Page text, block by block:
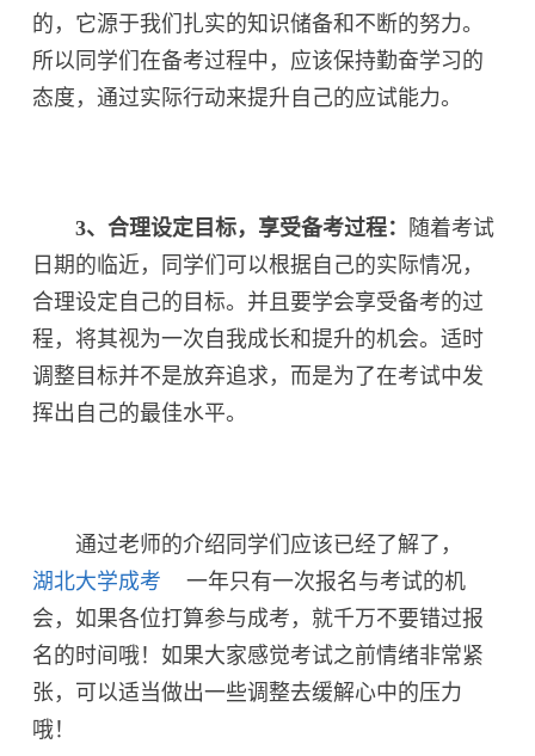
的，它源于我们扎实的知识储备和不断的努力。
所以同学们在备考过程中，应该保持勤奋学习的
态度，通过实际行动来提升自己的应试能力。
3、合理设定目标，享受备考过程：
随着考试
日期的临近，同学们可以根据自己的实际情况，
合理设定自己的目标。并且要学会享受备考的过
程，将其视为一次自我成长和提升的机会。适时
调整目标并不是放弃追求，而是为了在考试中发
挥出自己的最佳水平。
通过老师的介绍同学们应该已经了解了，
湖北大学成考
一年只有一次报名与考试的机
会，如果各位打算参与成考，就千万不要错过报
名的时间哦！如果大家感觉考试之前情绪非常紧
张，可以适当做出一些调整去缓解心中的压力
哦！